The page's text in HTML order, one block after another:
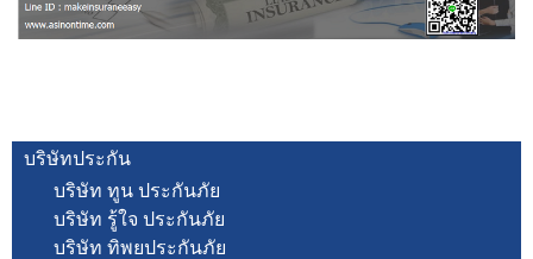
บริษัทประกัน
บริษัท ทูน ประกันภัย
บริษัท รู้ใจ ประกันภัย
บริษัท ทิพยประกันภัย